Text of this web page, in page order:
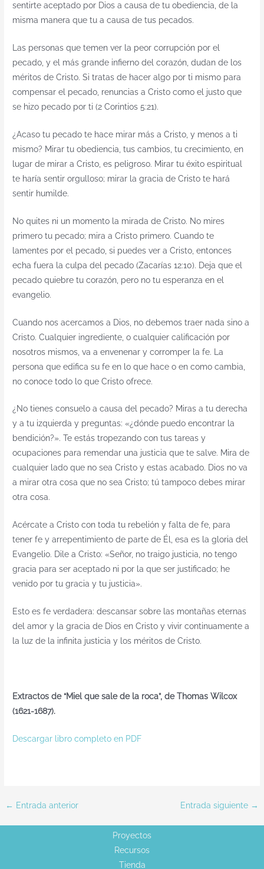
sentirte aceptado por Dios a causa de tu obediencia, de la
misma manera que tu a causa de tus pecados.
Las personas que temen ver la peor corrupción por el
pecado, y el más grande infierno del corazón, dudan de los
méritos de Cristo. Si tratas de hacer algo por ti mismo para
compensar el pecado, renuncias a Cristo como el justo que
se hizo pecado por ti (2 Corintios 5:21).
¿Acaso tu pecado te hace mirar más a Cristo, y menos a ti
mismo? Mirar tu obediencia, tus cambios, tu crecimiento, en
lugar de mirar a Cristo, es peligroso. Mirar tu éxito espiritual
te haría sentir orgulloso; mirar la gracia de Cristo te hará
sentir humilde.
No quites ni un momento la mirada de Cristo. No mires
primero tu pecado; mira a Cristo primero. Cuando te
lamentes por el pecado, si puedes ver a Cristo, entonces
echa fuera la culpa del pecado (Zacarías 12:10). Deja que el
pecado quiebre tu corazón, pero no tu esperanza en el
evangelio.
Cuando nos acercamos a Dios, no debemos traer nada sino a
Cristo. Cualquier ingrediente, o cualquier calificación por
nosotros mismos, va a envenenar y corromper la fe. La
persona que edifica su fe en lo que hace o en como cambia,
no conoce todo lo que Cristo ofrece.
¿No tienes consuelo a causa del pecado? Miras a tu derecha
y a tu izquierda y preguntas: «¿dónde puedo encontrar la
bendición?». Te estás tropezando con tus tareas y
ocupaciones para remendar una justicia que te salve. Mira de
cualquier lado que no sea Cristo y estas acabado. Dios no va
a mirar otra cosa que no sea Cristo; tú tampoco debes mirar
otra cosa.
Acércate a Cristo con toda tu rebelión y falta de fe, para
tener fe y arrepentimiento de parte de Él, esa es la gloria del
Evangelio. Dile a Cristo: «Señor, no traigo justicia, no tengo
gracia para ser aceptado ni por la que ser justificado; he
venido por tu gracia y tu justicia».
Esto es fe verdadera: descansar sobre las montañas eternas
del amor y la gracia de Dios en Cristo y vivir continuamente a
la luz de la infinita justicia y los méritos de Cristo.
Extractos de “Miel que sale de la roca”, de Thomas Wilcox
(1621-1687).
Descargar libro completo en PDF
← Entrada anterior Entrada siguiente →
Proyectos
Recursos
Tienda